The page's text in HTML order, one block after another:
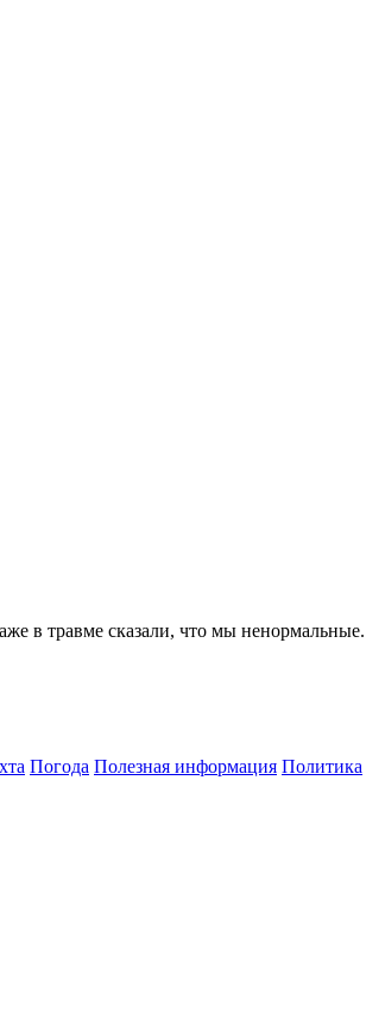
в травме сказали, что мы ненормальные.
Погода Полезная информация Политика